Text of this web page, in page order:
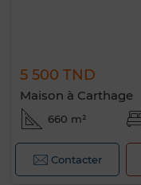
5 500 TND
Maison à Carthage
660 m²
Contacter